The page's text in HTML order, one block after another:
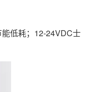
低耗；12-24VDC士